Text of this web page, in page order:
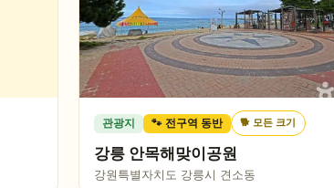
관광지 🐾 전구역 동반 🐕 모든 크기
강릉 안목해맞이공원
강원특별자치도 강릉시 견소동